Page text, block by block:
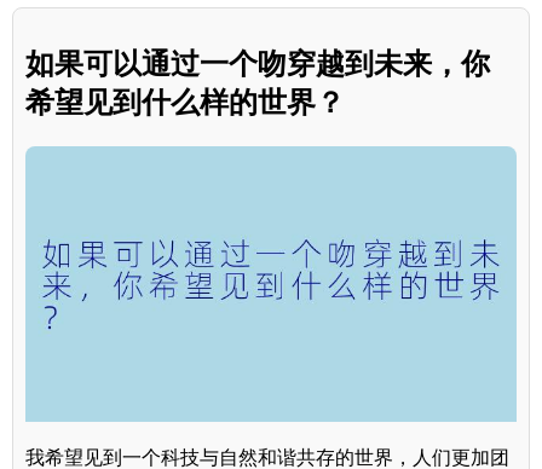
如果可以通过一个吻穿越到未来，你
希望见到什么样的世界？
我希望见到一个科技与自然和谐共存的世界，人们更加团